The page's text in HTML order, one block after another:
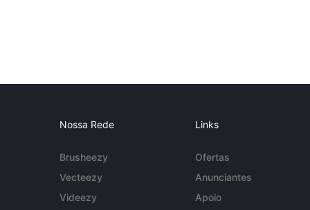
Nossa Rede
Brusheezy
Vecteezy
Videezy
Links
Ofertas
Anunciantes
Apoio